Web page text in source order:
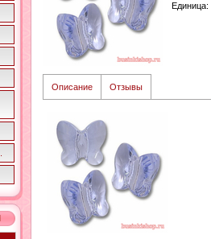
Единица:
Описание Отзывы